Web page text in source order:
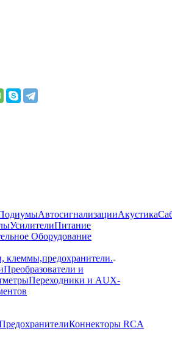
АвтосигнализацииАкустика
УсилителиПитание
Оборудование
клеммы,предохранители.
Преобразователи и
Переходники и AUX-
Коннекторы RCA